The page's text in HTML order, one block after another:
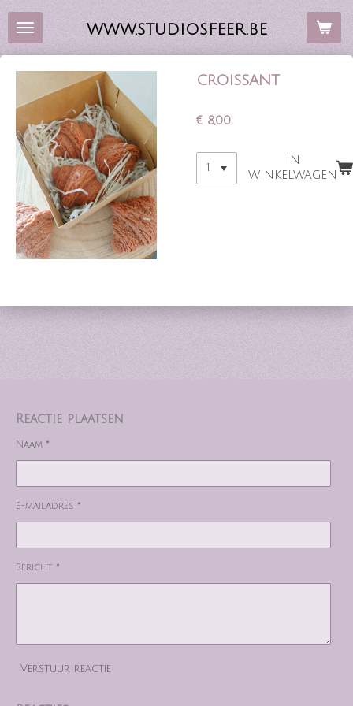
Ga
direct
hoofdinhoud
WWW.STUDIOSFEER.BE
CROISSANT
€ 8,00
In
winkelwagen
Reactie plaatsen
Naam *
E-mailadres *
Bericht *
Verstuur reactie